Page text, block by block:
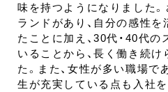
味を持つようになりました
ランドがあり、自分の感性
たことに加え、30代・40代
いることから、長く働き続
た。また、女性が多い職場で
生が充実している点も入社